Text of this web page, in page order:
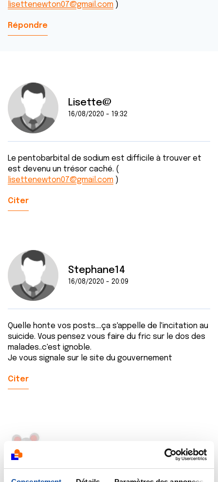
lisettenewton07@gmail.com )
Répondre
Lisette@
16/08/2020 - 19:32
Le pentobarbital de sodium est difficile à trouver et
est devenu un trésor caché. (
lisettenewton07@gmail.com )
Citer
Stephane14
16/08/2020 - 20:09
Quelle honte vos posts....ça s'appelle de l'incitation au
suicide. Vous pensez vous faire du fric sur le dos des
malades..c'est ignoble.
Je vous signale sur le site du gouvernement
Citer